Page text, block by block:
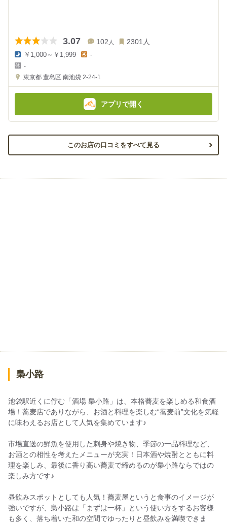
3.07 102 人 2301 人
夜
の
金
￥1,000～￥1,999
金
-
-
東京都 豊島区 南池袋 2-24-1
アプリで開く
このお店の口コミをすべて見る
梟小路
池袋駅近くに佇む「酒場 梟小路」は、本格蕎麦を楽しめる和食酒
場！蕎麦店でありながら、お酒と料理を楽しむ“蕎麦前”文化を気軽
に味わえるお店として人気を集めています♪
市場直送の鮮魚を使用した刺身や焼き物、季節の一品料理など、
お酒との相性を考えたメニューが充実！日本酒や焼酎とともに料
理を楽しみ、最後に香り高い蕎麦で締めるのが梟小路ならではの
楽しみ方です♪
昼飲みスポットとしても人気！蕎麦屋というと食事のイメージが
強いですが、梟小路は「まずは一杯」という使い方をするお客様
も多く、落ち着いた和の空間でゆったりと昼飲みを満喫できま